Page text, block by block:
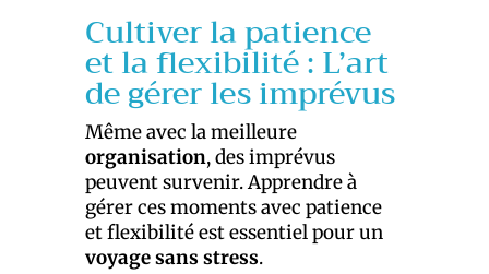
Cultiver la patience
et la flexibilité : L’art
de gérer les imprévus
Même avec la meilleure
organisation, des imprévus
peuvent survenir. Apprendre à
gérer ces moments avec patience
et flexibilité est essentiel pour un
voyage sans stress.